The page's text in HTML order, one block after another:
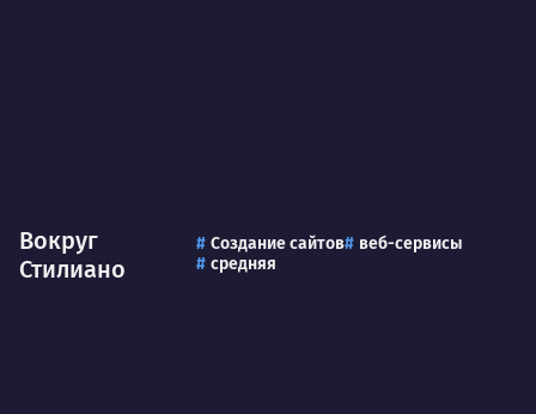
Вокруг
Стилиано
Создание сайтов
веб-сервисы
средняя